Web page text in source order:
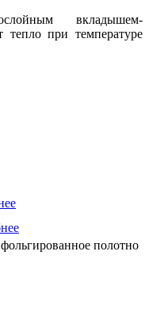
вкладышем-
тепло при температуре
полотно